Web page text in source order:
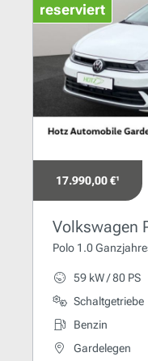
reserviert
17.990,00 €¹
Volkswagen
Polo 1.0
59 kW / 80 PS
Schaltgetriebe
Benzin
Gardelegen